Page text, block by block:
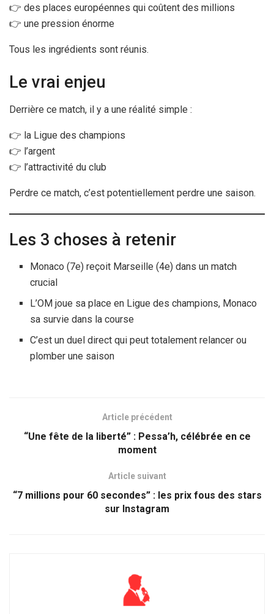
👉 des places européennes qui coûtent des millions
👉 une pression énorme
Tous les ingrédients sont réunis.
Le vrai enjeu
Derrière ce match, il y a une réalité simple :
👉 la Ligue des champions
👉 l’argent
👉 l’attractivité du club
Perdre ce match, c’est potentiellement perdre une saison.
Les 3 choses à retenir
Monaco (7e) reçoit Marseille (4e) dans un match
crucial
L’OM joue sa place en Ligue des champions, Monaco
sa survie dans la course
C’est un duel direct qui peut totalement relancer ou
plomber une saison
Article précédent
“Une fête de la liberté” : Pessa’h, célébrée en ce
moment
Article suivant
“7 millions pour 60 secondes” : les prix fous des stars
sur Instagram